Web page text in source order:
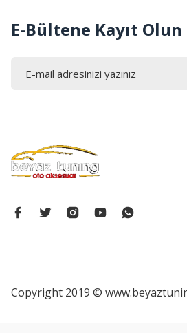
E-Bültene Kayıt Olun
Copyright 2019 ©